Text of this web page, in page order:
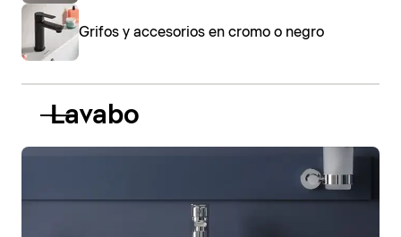
Grifos y accesorios en cromo o negro
Lavabo